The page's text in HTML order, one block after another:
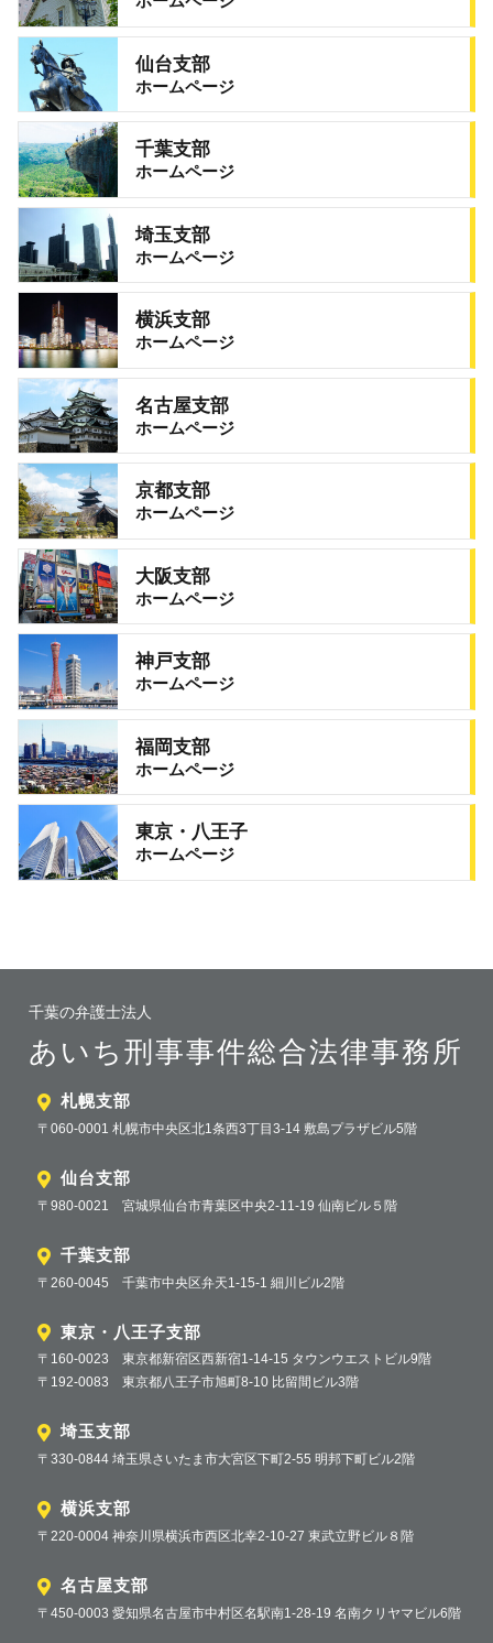
仙台支部
ホームページ
千葉支部
ホームページ
埼玉支部
ホームページ
横浜支部
ホームページ
名古屋支部
ホームページ
京都支部
ホームページ
大阪支部
ホームページ
神戸支部
ホームページ
福岡支部
ホームページ
東京・八王子
ホームページ
千葉の弁護士法人
あいち刑事事件総合法律事務所
札幌支部
〒060-0001 札幌市中央区北1条西3丁目3-14 敷島プラザビル5階
仙台支部
〒980-0021 宮城県仙台市青葉区中央2-11-19 仙南ビル５階
千葉支部
〒260-0045 千葉市中央区弁天1-15-1 細川ビル2階
東京・八王子支部
〒160-0023 東京都新宿区西新宿1-14-15 タウンウエストビル9階
〒192-0083 東京都八王子市旭町8-10 比留間ビル3階
埼玉支部
〒330-0844 埼玉県さいたま市大宮区下町2-55 明邦下町ビル2階
横浜支部
〒220-0004 神奈川県横浜市西区北幸2-10-27 東武立野ビル８階
名古屋支部
〒450-0003 愛知県名古屋市中村区名駅南1-28-19 名南クリヤマビル6階